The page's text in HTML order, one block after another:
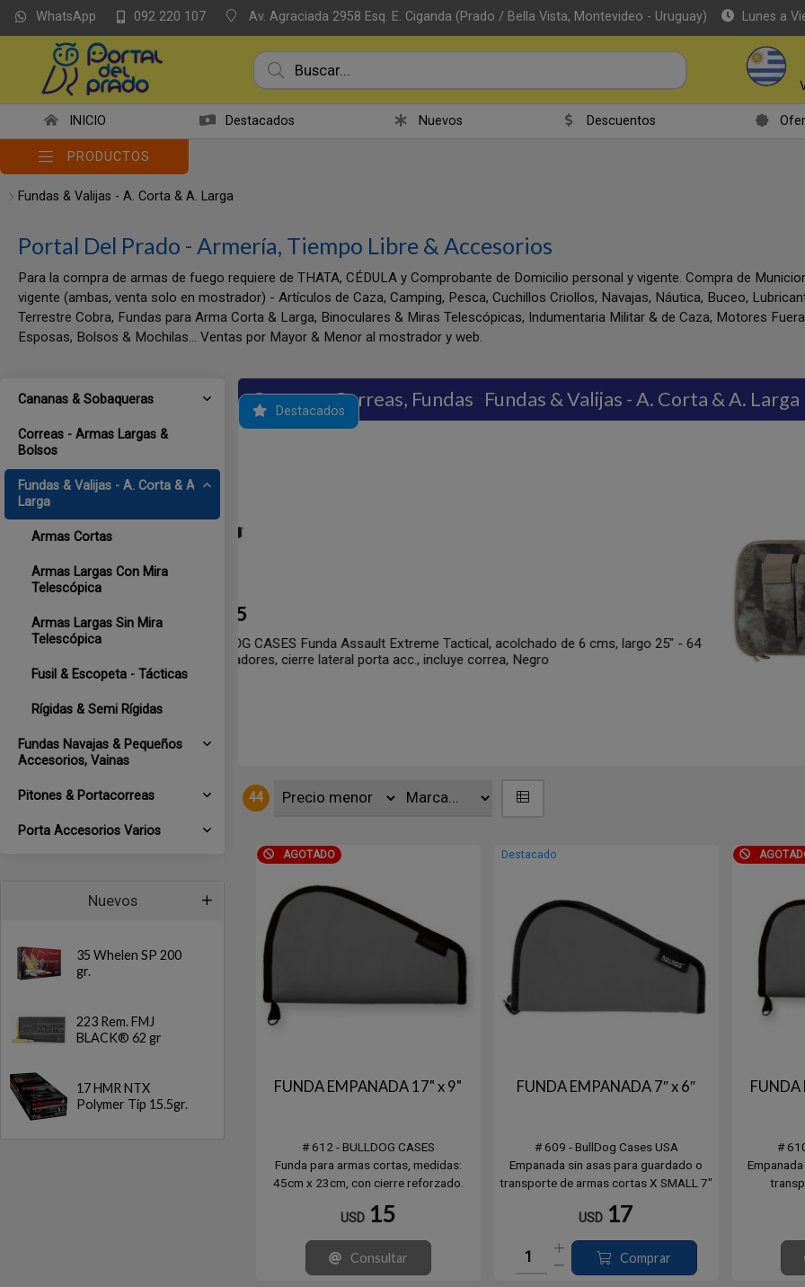
WhatsApp 092 220 107 Av. Agraciada 2958 Esq. E. Ciganda (Prado / Bella Vista, Montevideo - Uruguay) Lunes a
INICIO Destacados Nuevos Descuentos
PRODUCTOS
Fundas & Valijas - A. Corta & A. Larga
Portal Del Prado - Armería, Tiempo Libre & Accesorios
Para la compra de armas de fuego requiere de THATA, CÉDULA y Comprobante de Domicilio personal y vigente. Compra de
vigente (ambas, venta solo en mostrador) - Artículos de Caza, Camping, Pesca, Cuchillos Criollos, Navajas, Náutica, Buceo,
Terrestre Cobra, Fundas para Arma Corta & Larga, Binoculares & Miras Telescópicas, Indumentaria Militar & de Caza, Motores
Esposas, Bolsos & Mochilas... Ventas por Mayor & Menor al mostrador y web.
Cananas & Sobaqueras
Correas - Armas Largas &
Bolsos
Fundas & Valijas - A. Corta & A.
Larga
Armas Cortas
Armas Largas Con Mira
Telescópica
Armas Largas Sin Mira
Telescópica
Fusil & Escopeta - Tácticas
Rígidas & Semi Rígidas
Fundas Navajas & Pequeños
Accesorios, Vainas
Pitones & Portacorreas
Porta Accesorios Varios
Nuevos
35 Whelen SP 200
gr.
223 Rem. FMJ
BLACK® 62 gr
17 HMR NTX
Polymer Tip 15.5gr.
Cananas, Correas, Fundas Fundas & Valijas - A. Corta & A. Larga
Destacados
de 6 cms, largo 25" - 64
TACTICA 43 - 109 cms.
# 443AU - BULLDOG CASES
109.5 cms x ancho 11.8" - 30
44
AGOTADO
FUNDA EMPANADA 17" x 9"
# 612 - BULLDOG CASES
Funda para armas cortas, medidas:
45cm x 23cm, con cierre reforzado.
USD 15
Consultar
Destacado
FUNDA EMPANADA 7″ x 6″
# 609 - BullDog Cases USA
Empanada sin asas para guardado o
transporte de armas cortas X SMALL 7″
– Acolchado suave total de 1 3⁄4″ de
– Carcasa exterior resistente al agua de
nailon de alta resistencia
USD 17
Comprar
FUNDA
#